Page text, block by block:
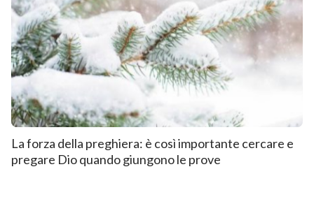
La forza della preghiera: è così importante cercare e
pregare Dio quando giungono le prove